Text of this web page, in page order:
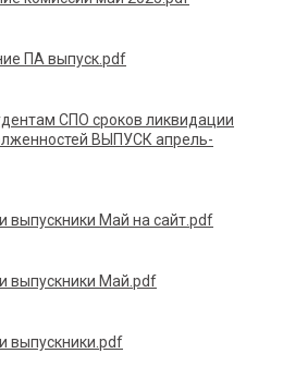
ПА выпуск.pdf
ликвидации
ВЫПУСК апрель-
выпускники Май на сайт.pdf
выпускники Май.pdf
выпускники.pdf